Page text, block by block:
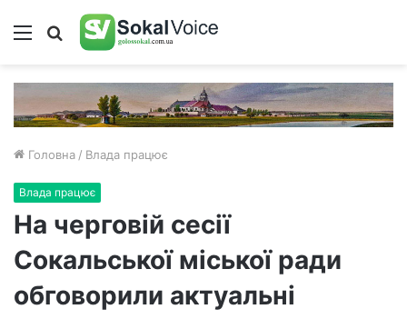
Меню Пошук
Головна / Влада працює
Влада працює
На черговій сесії
Сокальської міської ради
обговорили актуальні